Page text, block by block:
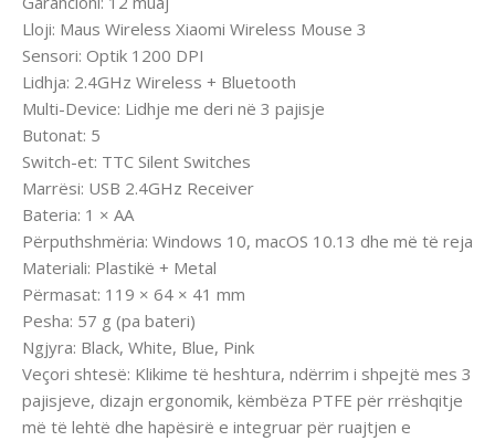
Lloji: Maus Wireless Xiaomi Wireless Mouse 3
Sensori: Optik 1200 DPI
Lidhja: 2.4GHz Wireless + Bluetooth
Multi-Device: Lidhje me deri në 3 pajisje
Butonat: 5
Switch-et: TTC Silent Switches
Marrësi: USB 2.4GHz Receiver
Bateria: 1 × AA
Përputhshmëria: Windows 10, macOS 10.13 dhe më të reja
Materiali: Plastikë + Metal
Përmasat: 119 × 64 × 41 mm
Pesha: 57 g (pa bateri)
Ngjyra: Black, White, Blue, Pink
Veçori shtesë: Klikime të heshtura, ndërrim i shpejtë mes 3
pajisjeve, dizajn ergonomik, këmbëza PTFE për rrëshqitje
më të lehtë dhe hapësirë e integruar për ruajtjen e